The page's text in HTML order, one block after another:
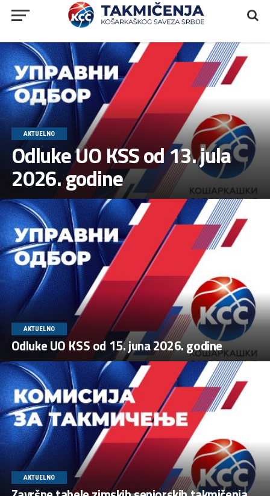
AKTUELNO
Odluke UO KSS od 13. jula
2026. godine
AKTUELNO
Odluke UO KSS od 15. juna 2026. godine
AKTUELNO